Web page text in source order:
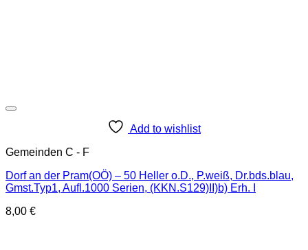
Add to wishlist
Gemeinden C - F
Dorf an der Pram(OÖ) – 50 Heller o.D., P.weiß, Dr.bds.blau,
Gmst.Typ1, Aufl.1000 Serien, (KKN.S129)II)b) Erh. I
8,00 €